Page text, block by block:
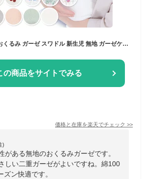
(ケラッタ) イブル おくるみ ガーゼ スワドル 新生児 無地 ガーゼケット 退院 ギフト モロー反射 2重ガーゼ 速乾 通気性 春 夏 秋 アフガン 出産祝い 夜泣き対策に 通年使える 120×120cm
の商品をサイトでみる
価格と在庫を楽天でチェック >>
)
がある無地のおくるみガーゼです。
しい二重ガーゼがよいですね。綿100
ン快適です。